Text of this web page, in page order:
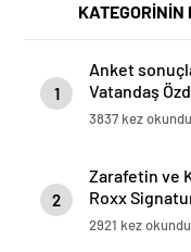
KATEGORİNİN
1
Anket
Vatandaş
3837 kez okundu
2
Zarafetin ve
Roxx
2921 kez okundu